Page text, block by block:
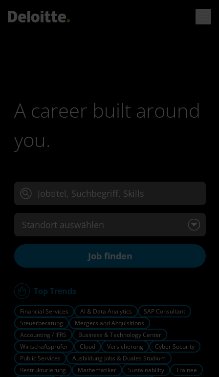
A career built around
you.
Jobtitel, Suchbegriff oder Skills eingeben
Standort auswählen
Top Trends
Financial Services AI & Data Analytics
SAP Consultant
Steuerberatung
Mergers and Acquisitions
Accounting / IFRS
Business & Technology Center
Wirtschaftsprüfer
Cloud Versicherung
Cyber Security
Public Services
Ausbildung Jobs & Duales Studium
Restrukturierung
Mathematiker Sustainability
Trainee